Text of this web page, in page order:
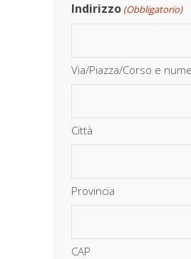
Indirizzo (Obbligatorio)
Via/Piazza/Corso e
Città
Provincia
CAP